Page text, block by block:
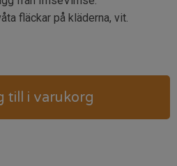
fläckar på kläderna, vit.
till i varukorg